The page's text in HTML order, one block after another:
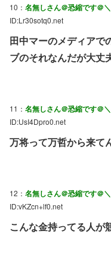
10： 名無しさん＠恐縮です＠
ID:Lr30sotq0.net
田中マーのメディアで
ブのそれなんだが大丈
11： 名無しさん＠恐縮です＠
ID:UsI4Dpro0.net
万将って万哲から来て
12： 名無しさん＠恐縮です＠
ID:vKZcn+lf0.net
こんな金持ってる人が